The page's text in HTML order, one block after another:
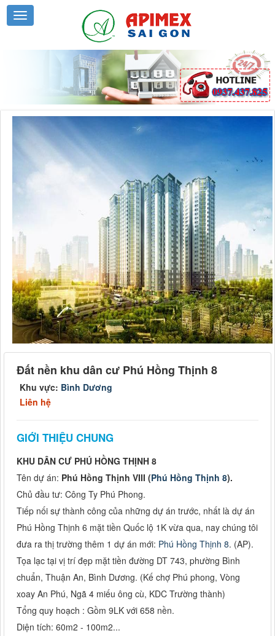
Đất nền khu dân cư Phú Hồng Thịnh 8
Khu vực: Bình Dương
Liên hệ
GIỚI THIỆU CHUNG
KHU DÂN CƯ PHÚ HỒNG THỊNH 8
Tên dự án: Phú Hồng Thịnh VIII (Phú Hồng Thịnh 8).
Chủ đầu tư: Công Ty Phú Phong.
Tiếp nối sự thành công của những dự án trước, nhất là dự án
Phú Hồng Thịnh 6 mặt tiền Quốc lộ 1K vừa qua, nay chúng tôi
đưa ra thị trường thêm 1 dự án mới: Phú Hồng Thịnh 8. (AP).
Tọa lạc tại vị trí đẹp mặt tiền đường DT 743, phường Bình
chuẩn, Thuận An, Bình Dương. (Kế chợ Phú phong, Vòng
xoay An Phú, Ngã 4 miếu ông cù, KDC Trường thành)
Tổng quy hoạch : Gồm 9LK với 658 nền.
Diện tích: 60m2 - 100m2...